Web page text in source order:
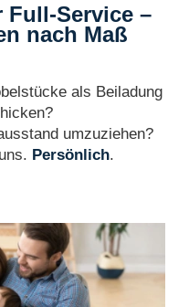
Full-Service –
nach Maß
als Beiladung
umzuziehen?
Persönlich.